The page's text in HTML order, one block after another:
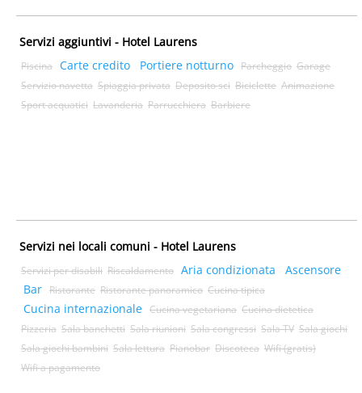
Servizi aggiuntivi - Hotel Laurens
Piscina Carte credito Portiere notturno Parcheggio Garage
Servizio navetta Spiaggia privata Deposito sci Biciclette Animazione
Sport acquatici Lavanderia Parrucchiera Barbiere
Servizi nei locali comuni - Hotel Laurens
Servizi per disabili Riscaldamento Aria condizionata
Ascensore
Bar Ristorante Ristorante panoramico Cucina tipica
Cucina internazionale Cucina vegetariana Cucina dietetica
Pizzeria Sala banchetti Sala riunioni Sala congressi Sala TV Sala giochi
Sala giochi bambini Sala lettura Pianobar Discoteca Wifi (gratis)
Wifi a pagamento